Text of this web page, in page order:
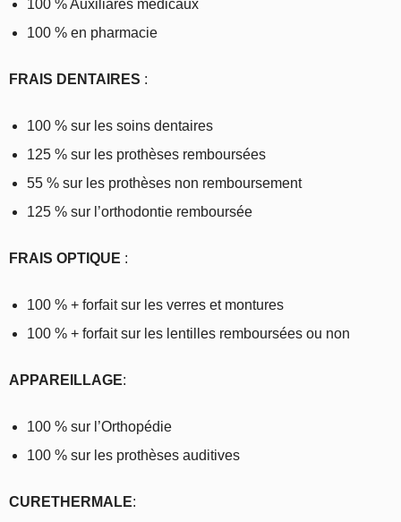
100 % Auxiliares médicaux
100 % en pharmacie
FRAIS DENTAIRES :
100 % sur les soins dentaires
125 % sur les prothèses remboursées
55 % sur les prothèses non remboursement
125 % sur l’orthodontie remboursée
FRAIS OPTIQUE :
100 % + forfait sur les verres et montures
100 % + forfait sur les lentilles remboursées ou non
APPAREILLAGE:
100 % sur l’Orthopédie
100 % sur les prothèses auditives
CURETHERMALE: